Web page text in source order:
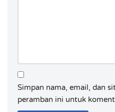
Simpan nama, email, dan
peramban ini untuk